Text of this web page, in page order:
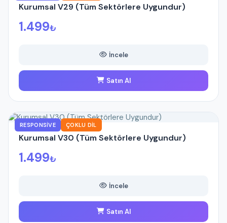
Kurumsal V29 (Tüm Sektörlere Uygundur)
1.499₺
İncele
Satın Al
RESPONSIVE ÇOKLU DIL
Kurumsal V30 (Tüm Sektörlere Uygundur)
1.499₺
İncele
Satın Al